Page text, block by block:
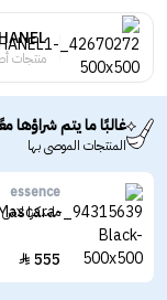
منتجات
غالبًا ما يتم شراؤها
المنتجات الموصى بها
essence
ماسكرا
555
